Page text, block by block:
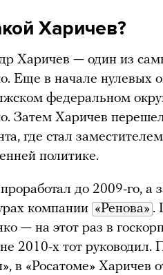
Харичев?
Харичев — один из
Еще в начале нулевых
федеральном
Затем Харичев
где стал
политике.
до 2009-го, а
компании «Ренова» .
— на этот раз в
2010-х тот
в «Росатоме» Харичев